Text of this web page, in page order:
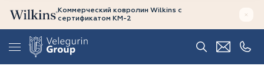
Коммерческий ковролин Wilkins с
сертификатом КМ-2